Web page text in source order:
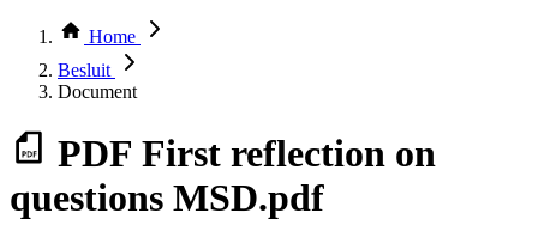
Thema COVID-19
Bekijk per bestuursorgaan
Home
Besluit
Document
PDF First reflection on
questions MSD.pdf